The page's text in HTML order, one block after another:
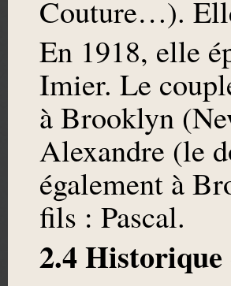
Couture…).
En 1918, elle
Imier. Le
à Brooklyn
Alexandre (le
également à
fils : Pascal.
2.4 Historique